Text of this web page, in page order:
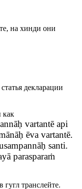
на хинди они
декларации
как
vartantē api
ēva vartantē.
santi.
parasparaṁ
транслейте.